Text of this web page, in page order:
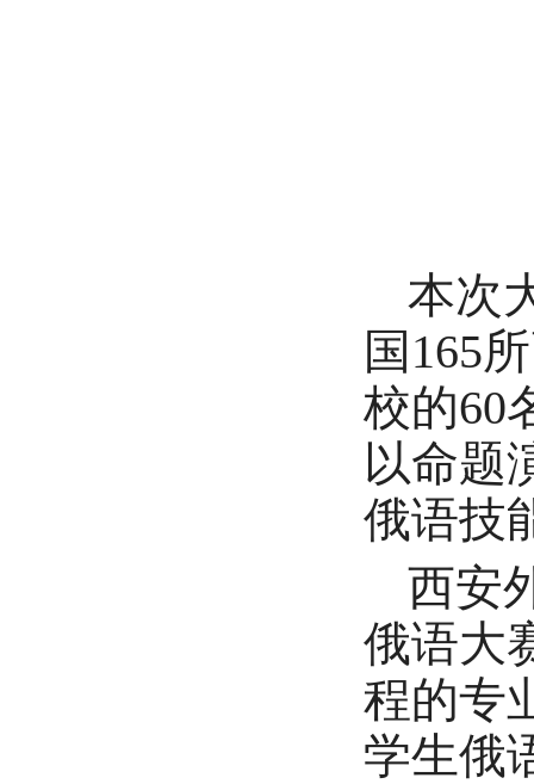
本次
国165
校的60
以命题
俄语技
西安
俄语大
程的专
学生俄